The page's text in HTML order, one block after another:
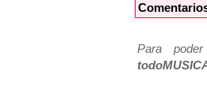
Para